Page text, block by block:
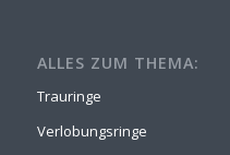
ALLES ZUM THEMA:
Trauringe
Verlobungsringe